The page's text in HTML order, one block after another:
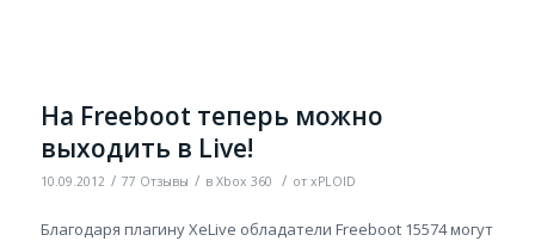
На Freeboot теперь можно
выходить в Live!
10.09.2012 / 77 Отзывы / в Xbox 360 / от xPLOID
Благодаря плагину XeLive обладатели Freeboot 15574 могут